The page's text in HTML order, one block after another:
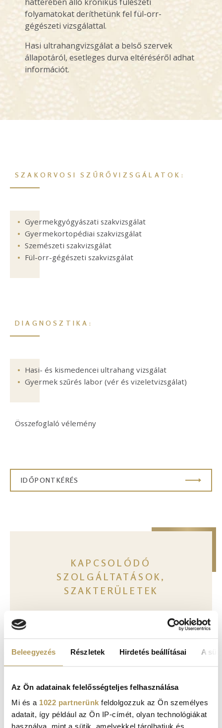
Beleegyezés Részletek Hirdetés beállításai A
Az Ön adatainak felelősségteljes felhasználása
Mi és a 1022 partnerünk feldolgozzuk az Ön személyes
adatait, így például az Ön IP-címét, olyan technológiákat
folyamatokat deríthetünk fel fül-orr-
gégészeti vizsgálattal.
Hasi ultrahangvizsgálat a belső szervek
állapotáról, esetleges durva eltéréséről adhat
információt.
SZAKORVOSI SZŰRŐVIZSGÁLATOK:
Gyermekgyógyászati szakvizsgálat
Gyermekortopédiai szakvizsgálat
Szemészeti szakvizsgálat
Fül-orr-gégészeti szakvizsgálat
DIAGNOSZTIKA:
Hasi- és kismedencei ultrahang vizsgálat
Gyermek szűrés labor (vér és vizeletvizsgálat)
Összefoglaló vélemény
IDŐPONTKÉRÉS
KAPCSOLÓDÓ
SZOLGÁLTATÁSOK,
SZAKTERÜLETEK
Gyermek szűrővizsgálatok
Gyermek szakterületek
Gyermek éves kártyák